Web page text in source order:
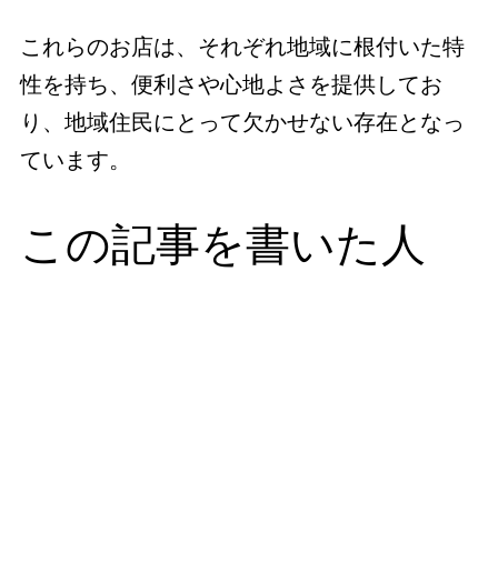
これらのお店は、それぞれ地域に根付いた特
性を持ち、便利さや心地よさを提供してお
り、地域住民にとって欠かせない存在となっ
ています。
この記事を書いた人